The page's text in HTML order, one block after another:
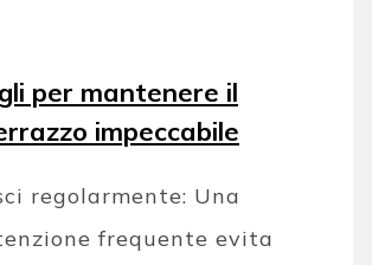
per mantenere il
impeccabile
regolarmente: Una
frequente evita